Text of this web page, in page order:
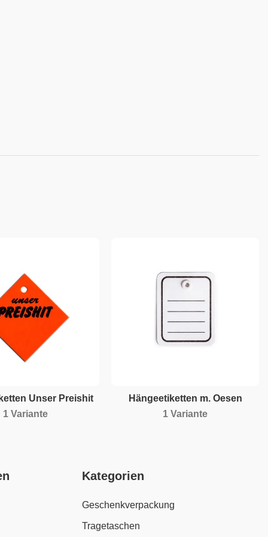
Unser Preishit
1 Variante
Hängeetiketten m. Oesen
1 Variante
Kategorien
Geschenkverpackung
Tragetaschen